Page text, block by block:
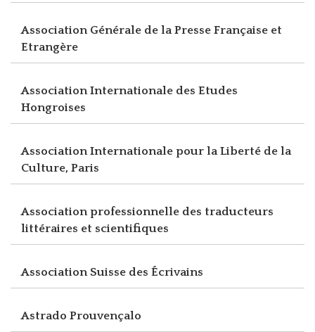
Association Générale de la Presse Française et
Etrangère
Association Internationale des Etudes
Hongroises
Association Internationale pour la Liberté de la
Culture, Paris
Association professionnelle des traducteurs
littéraires et scientifiques
Association Suisse des Écrivains
Astrado Prouvençalo